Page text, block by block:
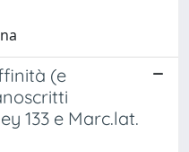
(e
133 e Marc.lat.